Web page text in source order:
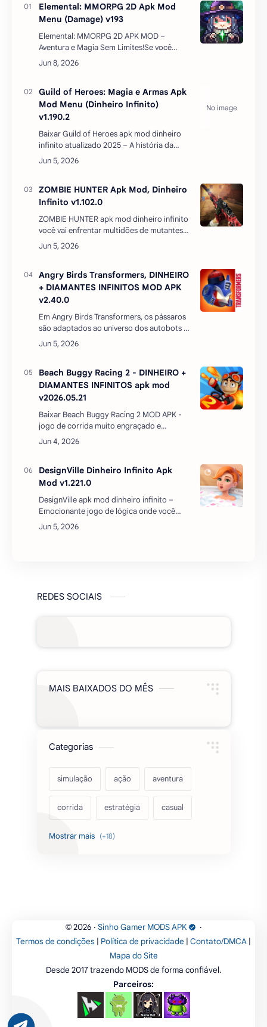
Elemental: MMORPG 2D Apk Mod
Menu (Damage) v193
Elemental: MMORPG 2D APK MOD –
Aventura e Magia Sem Limites!Se você
gosta de jogos de RPG online repletos de
magia, batalhas épicas e exploração,
Guild of Heroes: Magia e Armas Apk
Mod Menu (Dinheiro Infinito)
v1.190.2
Baixar Guild of Heroes apk mod dinheiro
infinito atualizado 2025 – A história da
Guilda dos Heróis como um herói se junta à
batalha contra o mal liderada por um mago
ZOMBIE HUNTER Apk Mod, Dinheiro
Infinito v1.102.0
ZOMBIE HUNTER apk mod dinheiro infinito
você vai enfrentar multidões de mutantes
zumbis, Do criador de vários jogos de
zumbi cibernéticos viciantes, como ★ Dead
Angry Birds Transformers, DINHEIRO
+ DIAMANTES INFINITOS MOD APK
v2.40.0
Em Angry Birds Transformers, os pássaros
são adaptados ao universo dos autobots e
dos decepticons, sendo que personagens
famosos como Optimus Prime e
Beach Buggy Racing 2 - DINHEIRO +
DIAMANTES INFINITOS apk mod
v2026.05.21
Baixar Beach Buggy Racing 2 MOD APK -
jogo de corrida muito engraçado e
divertido para o seu smartphone
Android.Junte-se à liga de corridas
DesignVille Dinheiro Infinito Apk
Mod v1.221.0
DesignVille apk mod dinheiro infinito –
Emocionante jogo de lógica onde você
poderá bombear sua criatividade, atenção
e manter seu intelecto em boa forma,
REDES SOCIAIS
MAIS BAIXADOS DO MÊS
Categorias
simulação ação aventura
corrida estratégia casual
acarde esportes
luta educação
desenho
artes
© 2026 ‧ Sinho Gamer MODS APK
‧
Termos de condições | Política de privacidade | Contato/DMCA |
Mapa do Site
Desde 2017 trazendo MODS de forma confiável.
Parceiros: